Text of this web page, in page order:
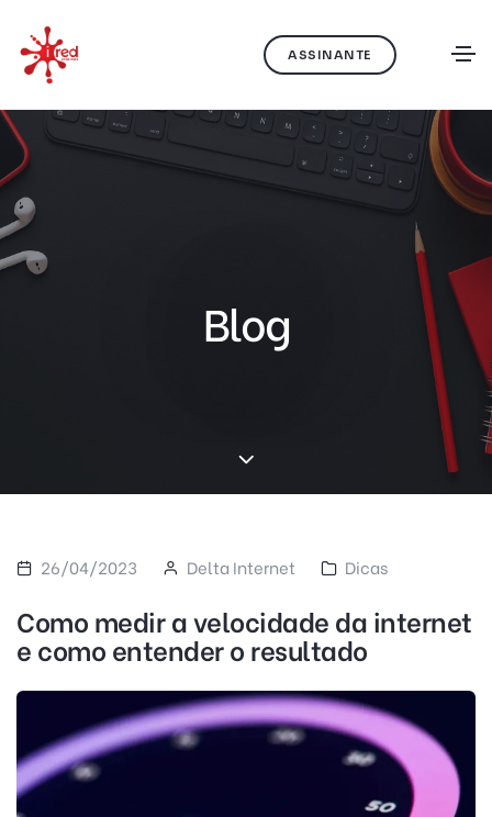
ASSINANTE
Blog
26/04/2023 Delta Internet Dicas
Como medir a velocidade da internet
e como entender o resultado